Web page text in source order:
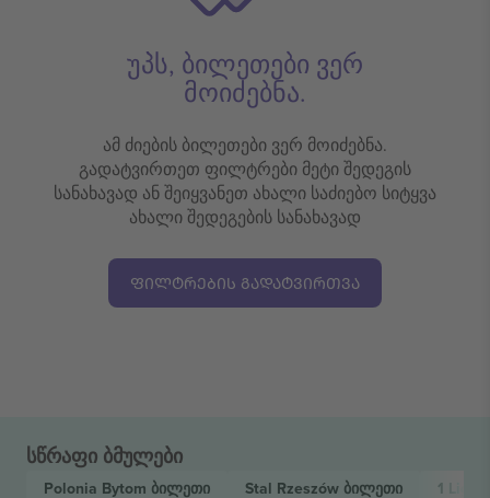
უპს, ბილეთები ვერ
მოიძებნა.
ამ ძიების ბილეთები ვერ მოიძებნა.
გადატვირთეთ ფილტრები მეტი შედეგის
სანახავად ან შეიყვანეთ ახალი საძიებო სიტყვა
ახალი შედეგების სანახავად
ᲤᲘᲚᲢᲠᲔᲑᲘᲡ ᲒᲐᲓᲐᲢᲕᲘᲠᲗᲕᲐ
სწრაფი ბმულები
Polonia Bytom ბილეთი Stal Rzeszów ბილეთი 1 Liga